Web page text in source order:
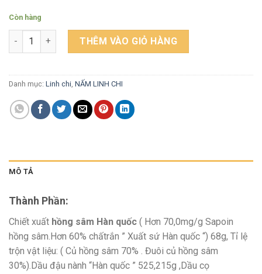
Còn hàng
Viên Sâm Nhung Linh Chi Hàn Quốc Hộp 60 viên - Bio Apgold
THÊM VÀO GIỎ HÀNG
Danh mục: Linh chi NẤM LINH CHI
MÔ TẢ
Thành Phần:
Chiết xuất hồng sâm Hàn quốc ( Hơn 70,0mg/g Sapoin
hồng sâm.Hơn 60% chấtrắn ” Xuất sứ Hàn quốc “) 68g, Tỉ lệ
trộn vật liệu: ( Củ hồng sâm 70% . Đuôi củ hồng sâm
30%).Dầu đậu nành “Hàn quốc ” 525,215g ,Dầu cọ